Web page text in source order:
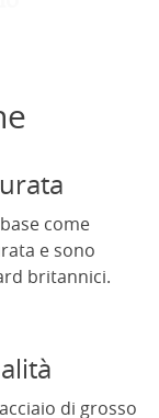
come
e sono
britannici.
di grosso